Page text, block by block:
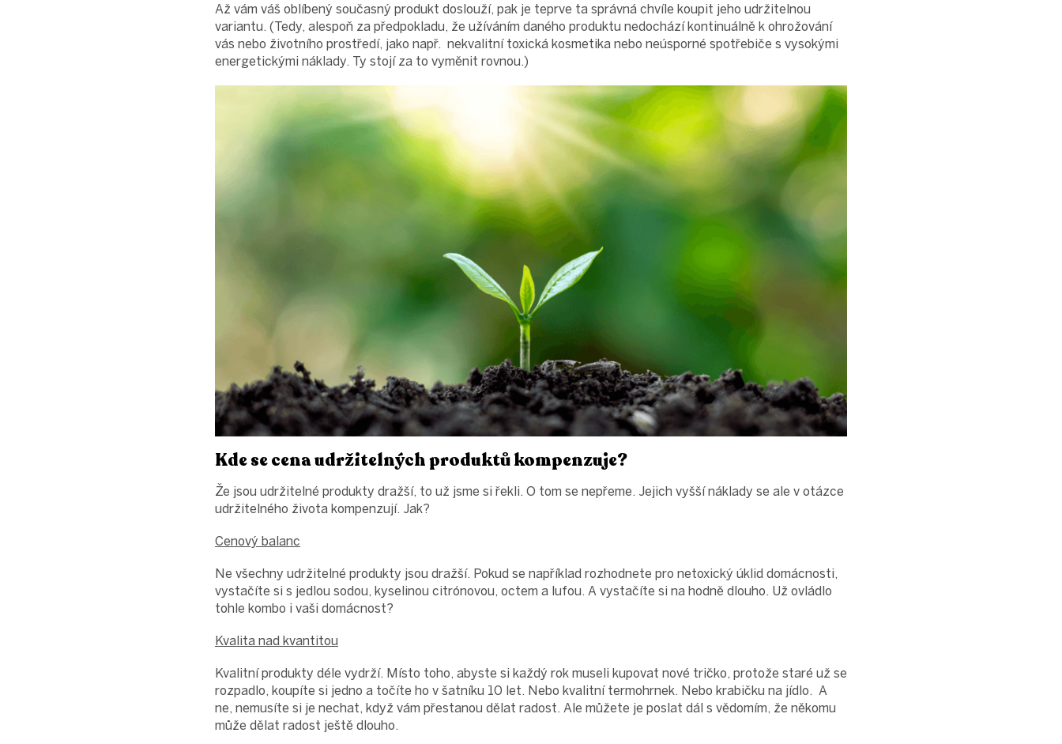
Až vám váš oblíbený současný produkt doslouží, pak je teprve ta správná chvíle koupit jeho udržitelnou
variantu. (Tedy, alespoň za předpokladu, že užíváním daného produktu nedochází kontinuálně k ohrožování
vás nebo životního prostředí, jako např. nekvalitní toxická kosmetika nebo neúsporné spotřebiče s vysokými
energetickými náklady. Ty stojí za to vyměnit rovnou.)
Kde se cena udržitelných produktů kompenzuje?
Že jsou udržitelné produkty dražší, to už jsme si řekli. O tom se nepřeme. Jejich vyšší náklady se ale v otázce
udržitelného života kompenzují. Jak?
Cenový balanc
Ne všechny udržitelné produkty jsou dražší. Pokud se například rozhodnete pro netoxický úklid domácnosti,
vystačíte si s jedlou sodou, kyselinou citrónovou, octem a lufou. A vystačíte si na hodně dlouho. Už ovládlo
tohle kombo i vaši domácnost?
Kvalita nad kvantitou
Kvalitní produkty déle vydrží. Místo toho, abyste si každý rok museli kupovat nové tričko, protože staré už se
rozpadlo, koupíte si jedno a točíte ho v šatníku 10 let. Nebo kvalitní termohrnek. Nebo krabičku na jídlo. A
ne, nemusíte si je nechat, když vám přestanou dělat radost. Ale můžete je poslat dál s vědomím, že někomu
může dělat radost ještě dlouho.